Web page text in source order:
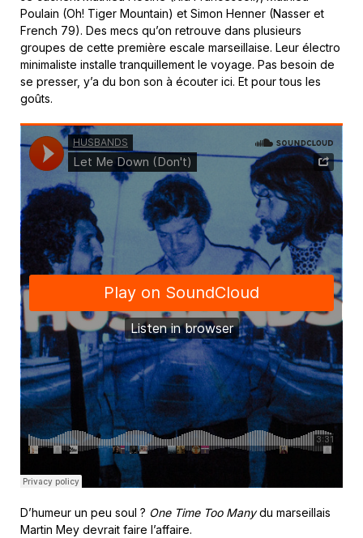
Poulain (Oh! Tiger Mountain) et Simon Henner (Nasser et
French 79). Des mecs qu’on retrouve dans plusieurs
groupes de cette première escale marseillaise. Leur électro
minimaliste installe tranquillement le voyage. Pas besoin de
se presser, y’a du bon son à écouter ici. Et pour tous les
goûts.
D’humeur un peu soul ? One Time Too Manydu marseillais
Martin Mey devrait faire l’affaire.